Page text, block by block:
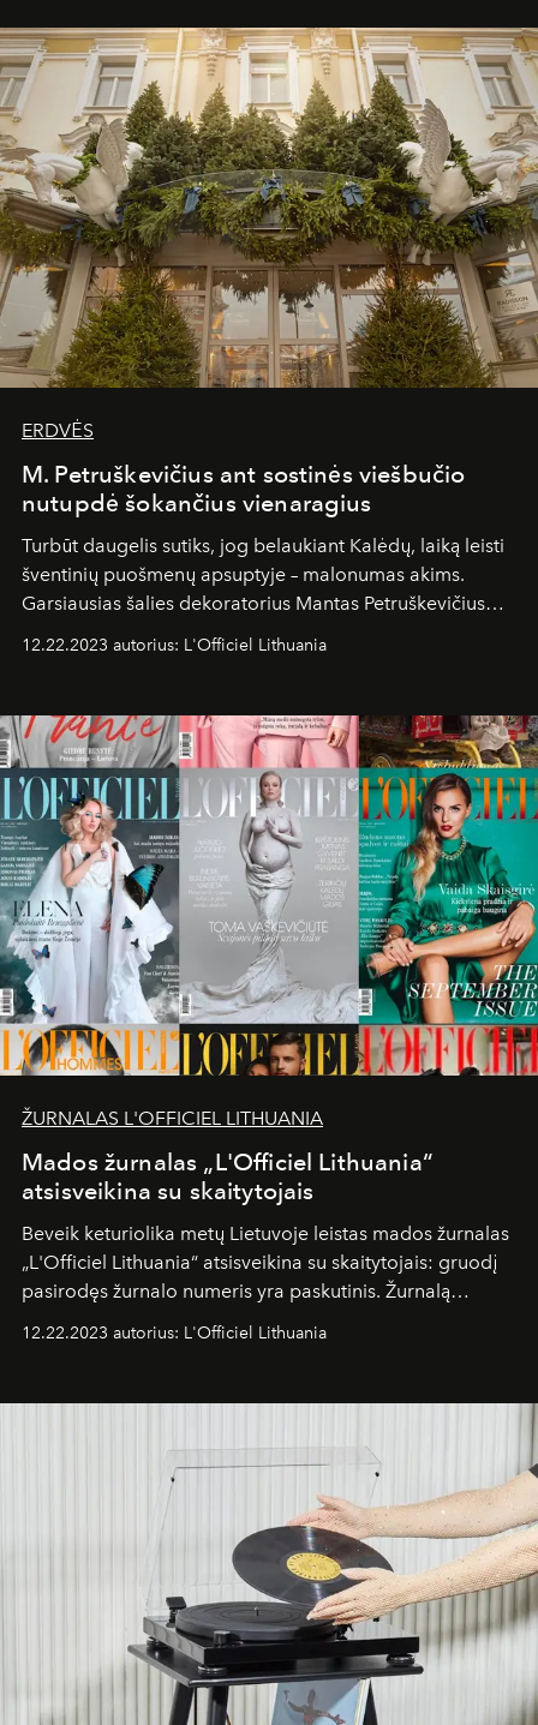
ERDVĖS
M. Petruškevičius ant sostinės viešbučio
nutupdė šokančius vienaragius
Turbūt daugelis sutiks, jog belaukiant Kalėdų, laiką leisti
šventinių puošmenų apsuptyje – malonumas akims.
Garsiausias šalies dekoratorius Mantas Petruškevičius
prieigą.
12.22.2023 autorius: L'Officiel Lithuania
ŽURNALAS L'OFFICIEL LITHUANIA
Mados žurnalas „L'Officiel Lithuania“
atsisveikina su skaitytojais
Beveik keturiolika metų Lietuvoje leistas mados žurnalas
„L'Officiel Lithuania“ atsisveikina su skaitytojais: gruodį
pasirodęs žurnalo numeris yra paskutinis. Žurnalą
12.22.2023 autorius: L'Officiel Lithuania